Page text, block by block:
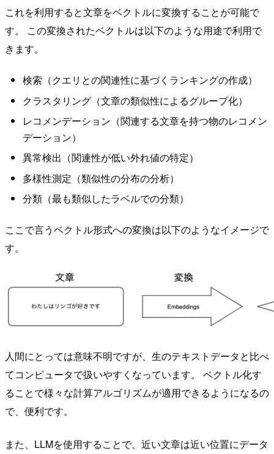
これを利用すると文章をベクトルに変換することが可能で
す。 この変換されたベクトルは以下のような用途で利用で
きます。
検索（クエリとの関連性に基づくランキングの作成）
クラスタリング（文章の類似性によるグループ化）
レコメンデーション（関連する文章を持つ物のレコメン
デーション）
異常検出（関連性が低い外れ値の特定）
多様性測定（類似性の分布の分析）
分類（最も類似したラベルでの分類）
ここで言うベクトル形式への変換は以下のようなイメージで
す。
人間にとっては意味不明ですが、生のテキストデータと比べ
てコンピュータで扱いやすくなっています。 ベクトル化す
ることで様々な計算アルゴリズムが適用できるようになるの
で、便利です。
また、LLMを使用することで、近い文章は近い位置にデータ